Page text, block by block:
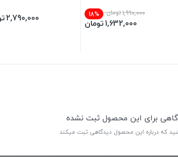
1,990,000تومان 18%
1,632,000تومان 2,790,000
برای این محصول ثبت نشده
که درباره این محصول دیدگاهی ثبت میکند